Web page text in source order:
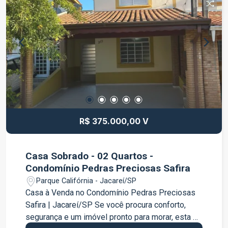
Seu novo lar espera por você!
suíte master com móveis planejados, escritório,
closet e sacada ar-condicionado nos quartos
Garagem para 2 veículos. Uma excelente
oportunidade para quem busca conforto,
funcionalidade e segurança em um dos melhores
condomínios da região. Entre em contato para
mais informações e agende uma visita.
R$ 375.000,00 V
Casa Sobrado - 02 Quartos -
Condomínio Pedras Preciosas Safira
Parque Califórnia - Jacareí/SP
Casa à Venda no Condomínio Pedras Preciosas
Safira | Jacareí/SP Se você procura conforto,
segurança e um imóvel pronto para morar, esta é